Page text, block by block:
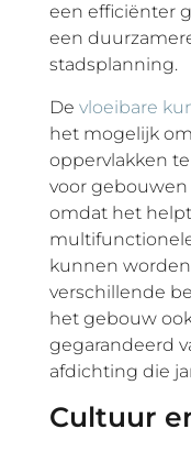
een efficiënter
een
stadsplanning.
De vloeibare
het mogelijk
oppervlakken
voor
omdat het
kunnen
verschillende
het gebouw
gegarandeerd
afdichting die
Cultuur